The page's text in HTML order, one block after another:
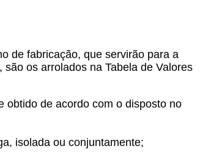
de fabricação, que servirão para a
os arrolados na Tabela de Valores
obtido de acordo com o disposto no
isolada ou conjuntamente;